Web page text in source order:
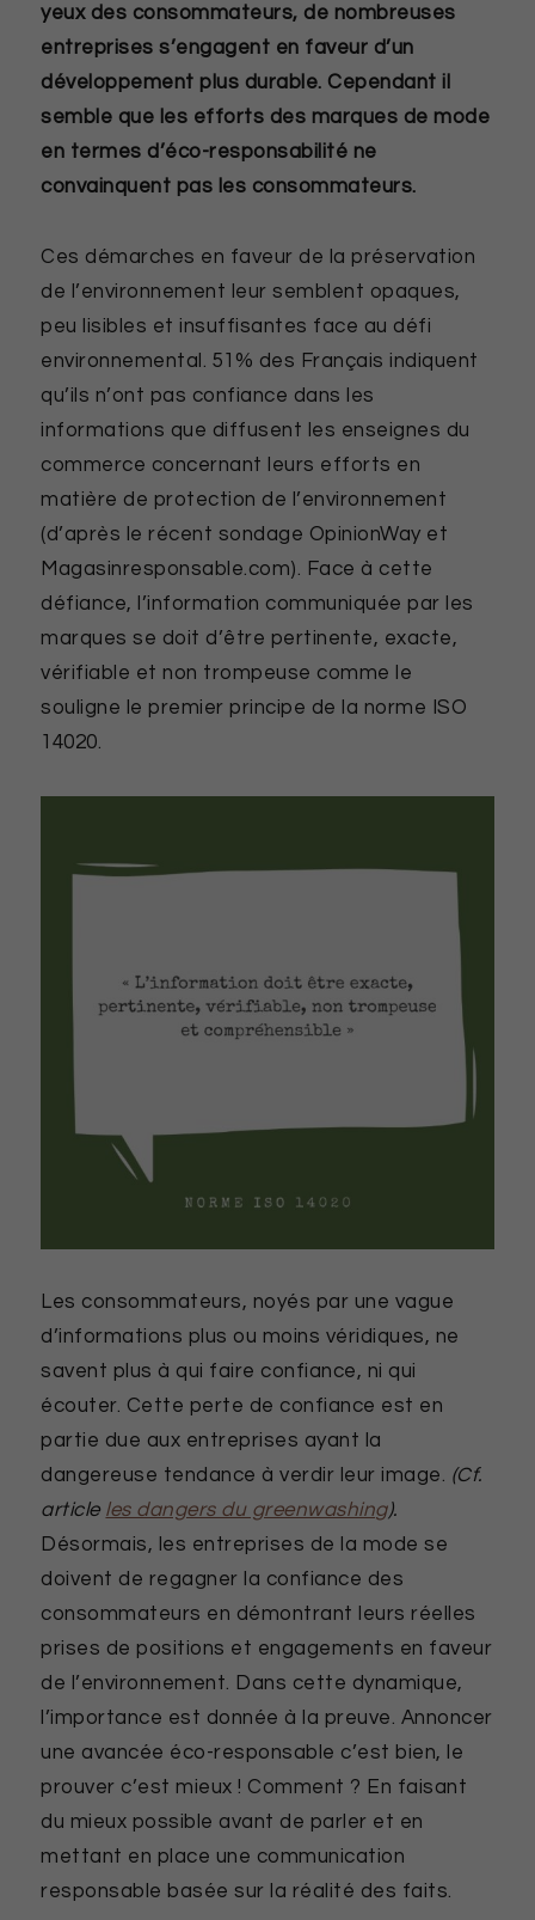
yeux des consommateurs, de nombreuses
entreprises s’engagent en faveur d’un
développement plus durable. Cependant il
semble que les efforts des marques de mode
en termes d’éco-responsabilité ne
convainquent pas les consommateurs.
Ces démarches en faveur de la préservation
de l’environnement leur semblent opaques,
peu lisibles et insuffisantes face au défi
environnemental. 51% des Français indiquent
qu’ils n’ont pas confiance dans les
informations que diffusent les enseignes du
commerce concernant leurs efforts en
matière de protection de l’environnement
(d’après le récent sondage OpinionWay et
Magasinresponsable.com). Face à cette
défiance, l’information communiquée par les
marques se doit d’être pertinente, exacte,
vérifiable et non trompeuse comme le
souligne le premier principe de la norme ISO
14020.
Les consommateurs, noyés par une vague
d’informations plus ou moins véridiques, ne
savent plus à qui faire confiance, ni qui
écouter. Cette perte de confiance est en
partie due aux entreprises ayant la
dangereuse tendance à verdir leur image. (Cf.
article les dangers du greenwashing).
Désormais, les entreprises de la mode se
doivent de regagner la confiance des
consommateurs en démontrant leurs réelles
prises de positions et engagements en faveur
de l’environnement. Dans cette dynamique,
l’importance est donnée à la preuve. Annoncer
une avancée éco-responsable c’est bien, le
prouver c’est mieux ! Comment ? En faisant
du mieux possible avant de parler et en
mettant en place une communication
responsable basée sur la réalité des faits.